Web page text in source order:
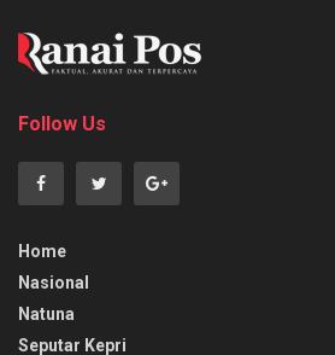
Follow Us
Home
Nasional
Natuna
Seputar Kepri